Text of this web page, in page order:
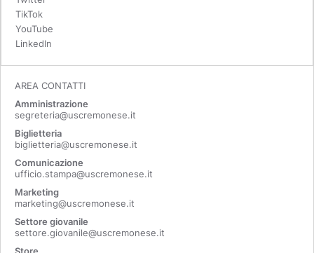
TikTok
YouTube
LinkedIn
AREA CONTATTI
Amministrazione
segreteria@uscremonese.it
Biglietteria
biglietteria@uscremonese.it
Comunicazione
ufficio.stampa@uscremonese.it
Marketing
marketing@uscremonese.it
Settore giovanile
settore.giovanile@uscremonese.it